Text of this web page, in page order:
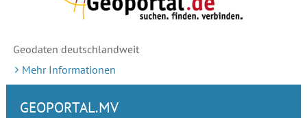
Geodaten deutschlandweit
Mehr Informationen
GEOPORTAL.MV